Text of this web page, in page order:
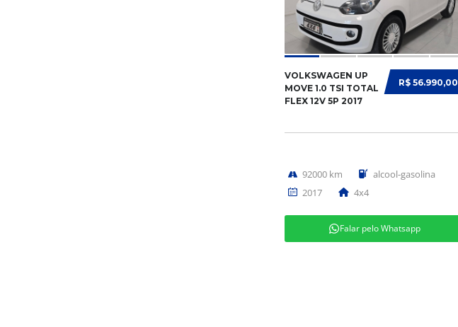
R$ 56.990,00
VOLKSWAGEN UP
MOVE 1.0 TSI TOTAL
FLEX 12V 5P 2017
92000 km
alcool-gasolina
2017
4x4
Falar pelo Whatsapp